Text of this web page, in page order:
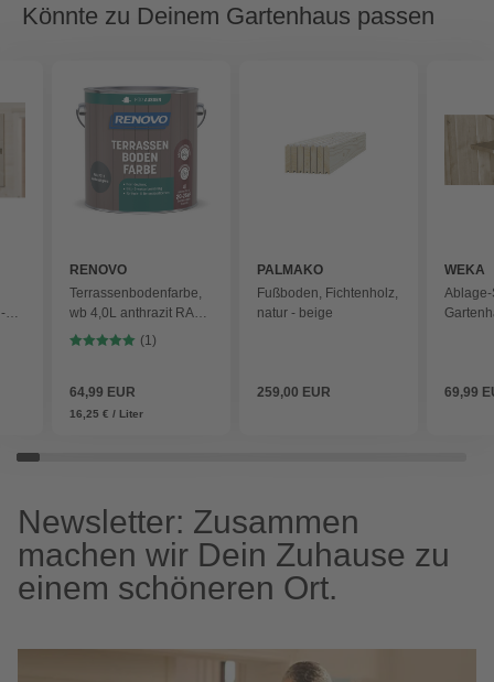
Könnte zu Deinem Gartenhaus passen
RENOVO
Terrassenbodenfarbe,
wb 4,0L anthrazit RAL
7016 - grau
(1)
64,99 EUR
16,25 € / Liter
PALMAKO
Fußboden, Fichtenholz,
natur - beige
259,00 EUR
WEKA
Ablage-
69,99
Newsletter: Zusammen
machen wir Dein Zuhause zu
einem schöneren Ort.